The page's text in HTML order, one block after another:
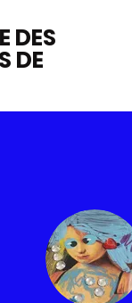
DES
DE